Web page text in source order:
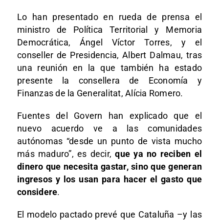
Lo han presentado en rueda de prensa el
ministro de Política Territorial y Memoria
Democrática, Ángel Víctor Torres, y el
conseller de Presidencia, Albert Dalmau, tras
una reunión en la que también ha estado
presente la consellera de Economía y
Finanzas de la Generalitat, Alícia Romero.
Fuentes del Govern han explicado que el
nuevo acuerdo ve a las comunidades
autónomas “desde un punto de vista mucho
más maduro”, es decir,que ya no reciben el
dinero que necesita gastar, sino que generan
ingresos y los usan para hacer el gasto que
considere.
El modelo pactado prevé que Cataluña –y las